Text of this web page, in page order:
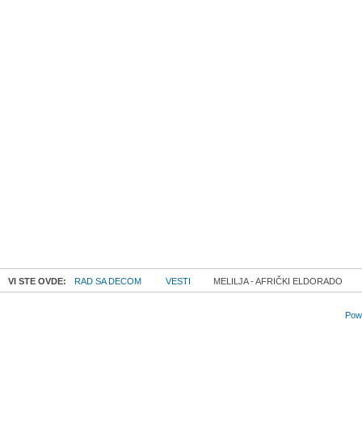
VI STE OVDE: RAD SA DECOM VESTI MELILJA - AFRIČKI ELDORADO